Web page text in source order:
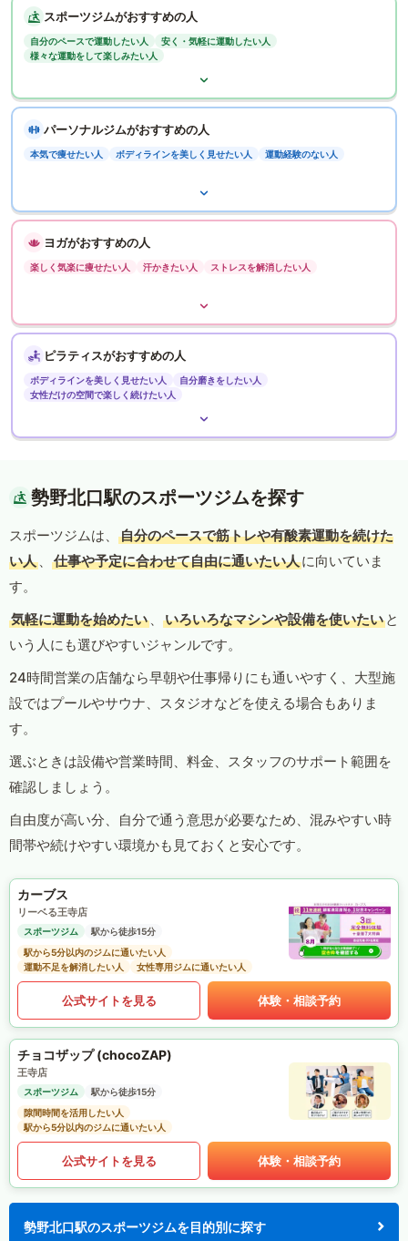
スポーツジムがおすすめの人
自分のペースで運動したい人
安く・気軽に運動したい人
様々な運動をして楽しみたい人
パーソナルジムがおすすめの人
本気で痩せたい人 ボディラインを美しく見せたい人 運動経験のない人
ヨガがおすすめの人
楽しく気楽に痩せたい人 汗かきたい人 ストレスを解消したい人
ピラティスがおすすめの人
ボディラインを美しく見せたい人
自分磨きをしたい人
女性だけの空間で楽しく続けたい人
勢野北口駅のスポーツジムを探す
スポーツジムは、
自分のペースで筋トレや有酸素運動を続けた
い人 、 仕事や予定に合わせて自由に通いたい人に向いていま
す。
気軽に運動を始めたい 、 いろいろなマシンや設備を使いたい と
いう人にも選びやすいジャンルです。
24時間営業の店舗なら早朝や仕事帰りにも通いやすく、大型施
設ではプールやサウナ、スタジオなどを使える場合もありま
す。
選ぶときは設備や営業時間、料金、スタッフのサポート範囲を
確認しましょう。
自由度が高い分、自分で通う意思が必要なため、混みやすい時
間帯や続けやすい環境かも見ておくと安心です。
カーブス
リーベる王寺店
スポーツジム
駅から徒歩15分
駅から5分以内のジムに通いたい人
運動不足を解消したい人
女性専用ジムに通いたい人
公式サイトを見る 体験・相談予約
チョコザップ (chocoZAP)
王寺店
スポーツジム
駅から徒歩15分
隙間時間を活用したい人
駅から5分以内のジムに通いたい人
公式サイトを見る 体験・相談予約
勢野北口駅のスポーツジムを目的別に探す